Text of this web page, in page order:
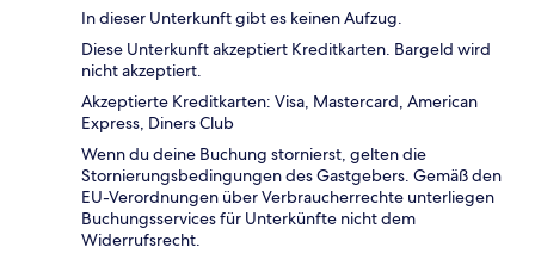
In dieser Unterkunft gibt es keinen Aufzug.
Diese Unterkunft akzeptiert Kreditkarten. Bargeld wird
nicht akzeptiert.
Akzeptierte Kreditkarten: Visa, Mastercard, American
Express, Diners Club
Wenn du deine Buchung stornierst, gelten die
Stornierungsbedingungen des Gastgebers. Gemäß den
EU-Verordnungen über Verbraucherrechte unterliegen
Buchungsservices für Unterkünfte nicht dem
Widerrufsrecht.